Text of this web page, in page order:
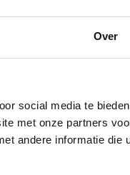
Over
social media te
met onze partners
andere informatie die